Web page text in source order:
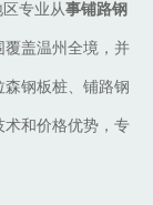
专业从事铺路钢
覆盖温州全境，并
钢板桩、铺路钢
术和价格优势，专